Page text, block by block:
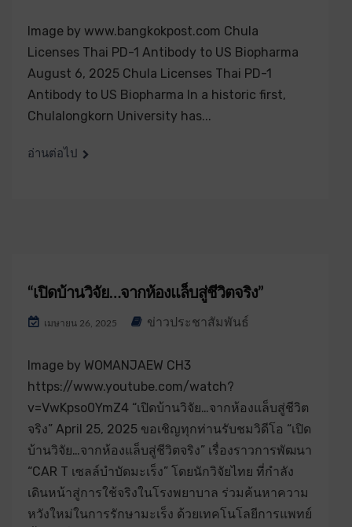
Image by www.bangkokpost.com Chula
Licenses Thai PD-1 Antibody to US Biopharma
August 6, 2025 Chula Licenses Thai PD-1
Antibody to US Biopharma In a historic first,
Chulalongkorn University has...
อ่านต่อไป
“เปิดบ้านวิจัย…จากห้องแล็บสู่ชีวิตจริง”
เมษายน 26, 2025 ข่าวประชาสัมพันธ์
Image by WOMANJAEW CH3
https://www.youtube.com/watch?
v=VwKpso0YmZ4 “เปิดบ้านวิจัย…จากห้องแล็บสู่ชีวิต
จริง” April 25, 2025 ขอเชิญทุกท่านรับชมวิดีโอ “เปิด
บ้านวิจัย…จากห้องแล็บสู่ชีวิตจริง” เรื่องราวการพัฒนา
“CAR T เซลล์บำบัดมะเร็ง” โดยนักวิจัยไทย ที่กำลัง
เดินหน้าสู่การใช้จริงในโรงพยาบาล ร่วมค้นหาความ
หวังใหม่ในการรักษามะเร็ง ด้วยเทคโนโลยีการแพทย์